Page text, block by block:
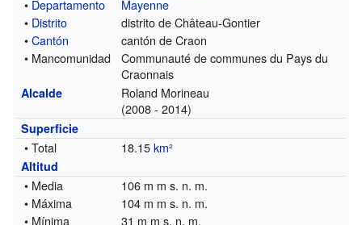
• Departamento
Mayenne
• Distrito
distrito de Château-Gontier
•Cantón
cantón de Craon
• Mancomunidad
Communauté de communes du Pays du
Craonnais
Alcalde
Roland Morineau
(2008 - 2014)
Superficie
• Total 18.15km²
Altitud
• Media
106 m m s. n. m.
• Máxima
104 m m s. n. m.
• Mínima
31 m m s. n. m.